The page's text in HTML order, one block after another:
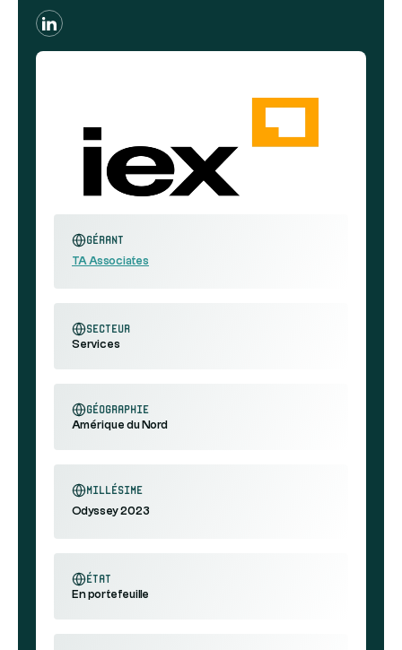
Gérant
TA Associates
secteur
Services
géographie
Amérique du Nord
millésime
Odyssey 2023
état
En portefeuille